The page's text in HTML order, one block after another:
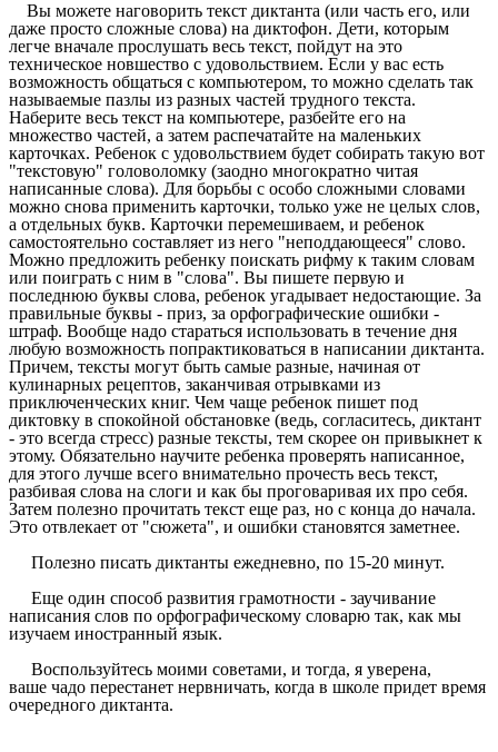
Вы можете наговорить текст диктанта (или часть его, или
даже просто сложные слова) на диктофон. Дети, которым
легче вначале прослушать весь текст, пойдут на это
техническое новшество с удовольствием. Если у вас есть
возможность общаться с компьютером, то можно сделать так
называемые пазлы из разных частей трудного текста.
Наберите весь текст на компьютере, разбейте его на
множество частей, а затем распечатайте на маленьких
карточках. Ребенок с удовольствием будет собирать такую вот
"текстовую" головоломку (заодно многократно читая
написанные слова). Для борьбы с особо сложными словами
можно снова применить карточки, только уже не целых слов,
а отдельных букв. Карточки перемешиваем, и ребенок
самостоятельно составляет из него "неподдающееся" слово.
Можно предложить ребенку поискать рифму к таким словам
или поиграть с ним в "слова". Вы пишете первую и
последнюю буквы слова, ребенок угадывает недостающие. За
правильные буквы - приз, за орфографические ошибки -
штраф. Вообще надо стараться использовать в течение дня
любую возможность попрактиковаться в написании диктанта.
Причем, тексты могут быть самые разные, начиная от
кулинарных рецептов, заканчивая отрывками из
приключенческих книг. Чем чаще ребенок пишет под
диктовку в спокойной обстановке (ведь, согласитесь, диктант
- это всегда стресс) разные тексты, тем скорее он привыкнет к
этому. Обязательно научите ребенка проверять написанное,
для этого лучше всего внимательно прочесть весь текст,
разбивая слова на слоги и как бы проговаривая их про себя.
Затем полезно прочитать текст еще раз, но с конца до начала.
Это отвлекает от "сюжета", и ошибки становятся заметнее.
Полезно писать диктанты ежедневно, по 15-20 минут.
Еще один способ развития грамотности - заучивание
написания слов по орфографическому словарю так, как мы
изучаем иностранный язык.
Воспользуйтесь моими советами, и тогда, я уверена,
ваше чадо перестанет нервничать, когда в школе придет время
очередного диктанта.